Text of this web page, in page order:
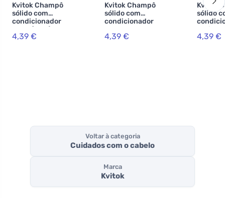
Kvitok Champô
sólido com
condicionador
Maca (25 g) -
estimula o
4,39 €
Kvitok Champô
sólido com
condicionador
oleosos Árvore de
4,39 €
Kvitok
sólido
anti-
4,39 €
Voltar à categoria
Cuidados com o cabelo
Marca
Kvitok